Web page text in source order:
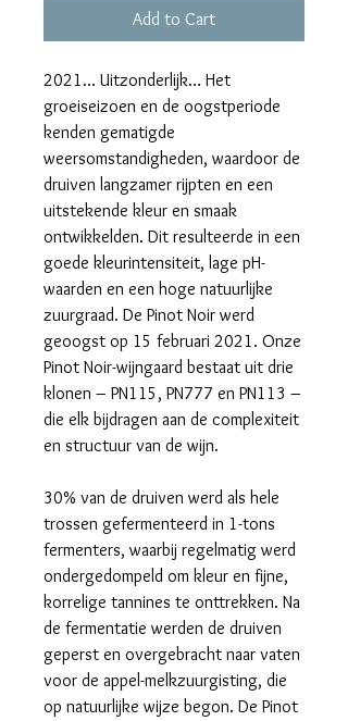
Add to Cart
2021… Uitzonderlijk… Het
groeiseizoen en de oogstperiode
kenden gematigde
weersomstandigheden, waardoor de
druiven langzamer rijpten en een
uitstekende kleur en smaak
ontwikkelden. Dit resulteerde in een
goede kleurintensiteit, lage pH-
waarden en een hoge natuurlijke
zuurgraad. De Pinot Noir werd
geoogst op 15 februari 2021. Onze
Pinot Noir-wijngaard bestaat uit drie
klonen – PN115, PN777 en PN113 –
die elk bijdragen aan de complexiteit
en structuur van de wijn.
30% van de druiven werd als hele
trossen gefermenteerd in 1-tons
fermenters, waarbij regelmatig werd
ondergedompeld om kleur en fijne,
korrelige tannines te onttrekken. Na
de fermentatie werden de druiven
geperst en overgebracht naar vaten
voor de appel-melkzuurgisting, die
op natuurlijke wijze begon. De Pinot